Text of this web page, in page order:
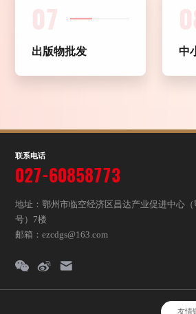
07
出版物批发 中
联系电话
027-60858773
地址：鄂州市临空经济区昌达产业促进中心
号）7楼
邮箱：ezcdgs@163.com
友情